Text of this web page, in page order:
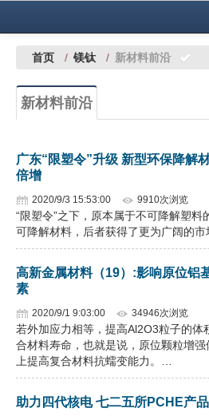
中国有色金属报社主办 广告服务
铜镍铅锌
稀有稀土
有色市场
镁钛
地矿 建设
党建工作
企业文化
《资源再生》杂志
首页 / 镁钛 / 新材料前沿
新材料前沿
广东“限塑令”升级 新型环保降解
倍增
2020/9/3 15:53:00 9910次浏览
“限塑令”之下，原本属于不可降解塑
可降解材料，后者获得了更为广阔的市
高新金属材料（19）:影响原位铝
素
2020/9/1 9:03:00 34946次浏览
若外加应力相等，提高Al2O3粒子的体
合材料寿命，也就是说，原位颗粒增
上提高复合材料抗蠕变能力。…
助力四代核电 七二五所PCHE产